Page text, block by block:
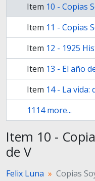
Item 10 - Copias
Item 11 - Copias
Item 12 - 1925
Item 13 - El año del
Item 14 - La vida: de unos a
1114 more...
Item 10 -
de V
Felix Luna Copias